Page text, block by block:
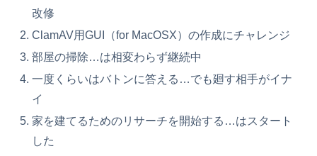
改修
ClamAV用GUI（for MacOSX）の作成にチャレンジ
部屋の掃除…は相変わらず継続中
一度くらいはバトンに答える…でも廻す相手がイナ
イ
家を建てるためのリサーチを開始する…はスタート
した